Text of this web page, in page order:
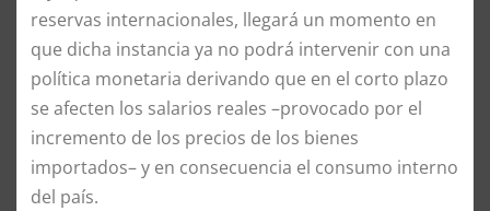
reservas internacionales, llegará un momento en
que dicha instancia ya no podrá intervenir con una
política monetaria derivando que en el corto plazo
se afecten los salarios reales –provocado por el
incremento de los precios de los bienes
importados– y en consecuencia el consumo interno
del país.